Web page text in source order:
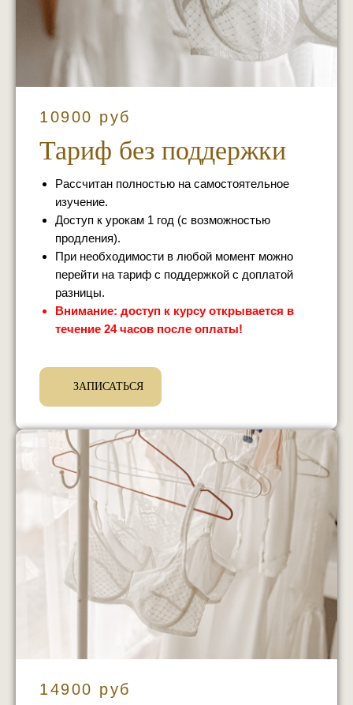
10900 руб
Тариф без поддержки
Рассчитан полностью на самостоятельное
изучение.
Доступ к урокам 1 год (с возможностью
продления).
При необходимости в любой момент можно
перейти на тариф с поддержкой с доплатой
разницы.
Внимание: доступ к курсу открывается в
течение 24 часов после оплаты!
ЗАПИСАТЬСЯ
14900 руб